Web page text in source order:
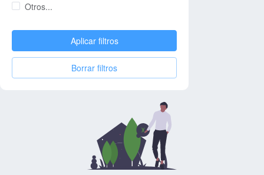
Otros...
Aplicar filtros
Borrar filtros